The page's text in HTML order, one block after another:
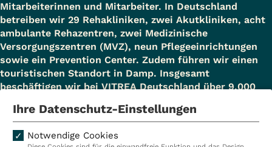
Mitarbeiterinnen und Mitarbeiter. In Deutschland
betreiben wir 29 Rehakliniken, zwei Akutkliniken, acht
ambulante Rehazentren, zwei Medizinische
Versorgungszentren (MVZ), neun Pflegeeinrichtungen
sowie ein Prevention Center. Zudem führen wir einen
touristischen Standort in Damp. Insgesamt
beschäftigen wir bei VITREA Deutschland über 9.000
Ihre Datenschutz-Einstellungen
Notwendige Cookies